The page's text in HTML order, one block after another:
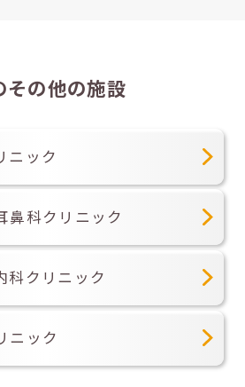
その他の施設
ニック
鼻科クリニック
科クリニック
ニック